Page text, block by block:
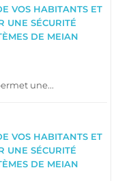
VOS HABITANTS ET
UNE SÉCURITÉ
DE MEIAN
une...
VOS HABITANTS ET
UNE SÉCURITÉ
DE MEIAN